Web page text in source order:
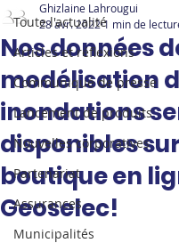
Toute l'actualité
Articles et réflexions
Communiqué de presse
Lancement de produits
Nouvelles corporatives
Partenariat
Assurances
Municipalités
Nos données
modélisation
inondations
disponibles
boutique en
Geoselec!
Ghizlaine Lahrougui
28 avr. 20221 min de